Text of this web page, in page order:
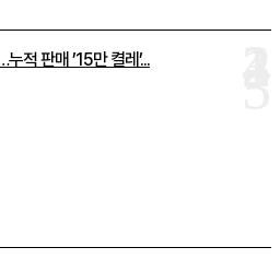
적 판매 ’15만 켤레’...